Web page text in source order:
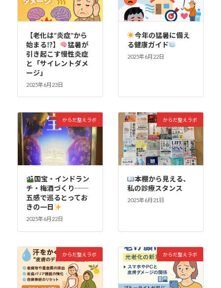
【老化は“炎症”から
始まる⁉】
猛暑が
引き起こす慢性炎症
と「サイレントダメ
ージ」
2025年6月23日
今年の猛暑に備え
る健康ガイド
2025年6月22日
からだ整えラボ
国宝・インドラン
チ・梅酒づくり──
五感で巡るとってお
きの一日
2025年6月22日
からだ整えラボ
本棚から見える、
私の診療スタンス
2025年6月21日
からだ整えラボ からだ整えラボ